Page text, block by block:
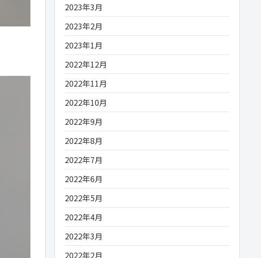
2023年3月
2023年2月
2023年1月
2022年12月
2022年11月
2022年10月
2022年9月
2022年8月
2022年7月
2022年6月
2022年5月
2022年4月
2022年3月
2022年2月